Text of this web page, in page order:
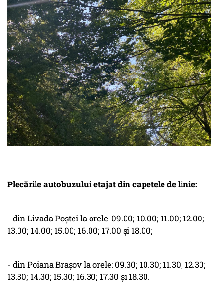
Plecările autobuzului etajat din capetele de linie:
- din Livada Poştei la orele: 09.00; 10.00; 11.00; 12.00;
13.00; 14.00; 15.00; 16.00; 17.00 şi 18.00;
- din Poiana Braşov la orele: 09.30; 10.30; 11.30; 12.30;
13.30; 14.30; 15.30; 16.30; 17.30 şi 18.30.